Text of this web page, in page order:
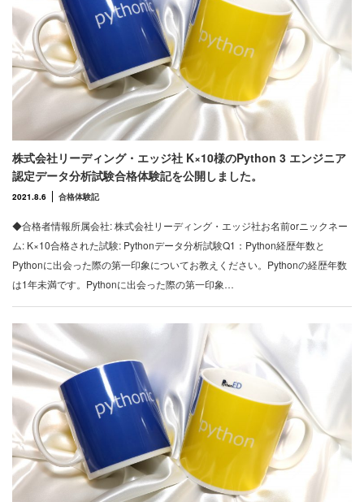
株式会社リーディング・エッジ社 K×10様のPython 3 エンジニア
認定データ分析試験合格体験記を公開しました。
2021.8.6 合格体験記
◆合格者情報所属会社: 株式会社リーディング・エッジ社お名前orニックネー
ム: K×10合格された試験: Pythonデータ分析試験Q1：Python経歴年数と
Pythonに出会った際の第一印象についてお教えください。Pythonの経歴年数
は1年未満です。Pythonに出会った際の第一印象…